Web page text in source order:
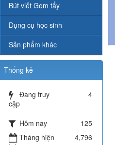
Bút viết Gom tẩy
Dụng cụ học sinh
Sản phẩm khác
Thống kê
Đang truy
cập
4
Hôm nay
125
Tháng hiện
4,796